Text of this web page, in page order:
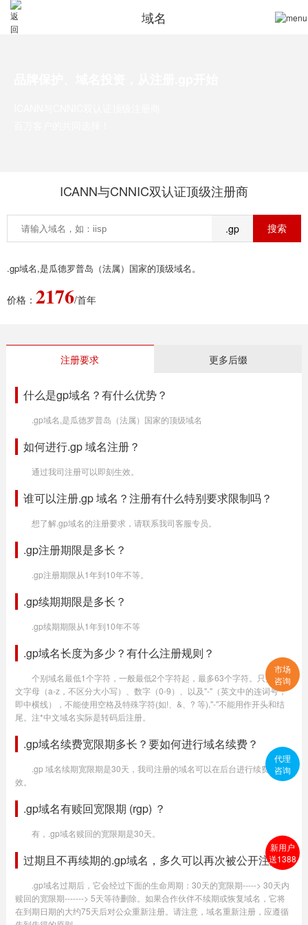
域名
ICANN与CNNIC双认证顶级注册商
.gp
.gp域名,是瓜德罗普岛（法属）国家的顶级域名。
价格： 2176/首年
注册要求 更多后缀
什么是gp域名？有什么优势？
.gp域名,是瓜德罗普岛（法属）国家的顶级域名
如何进行.gp 域名注册？
通过我司注册可以即刻生效。
谁可以注册.gp 域名？注册有什么特别要求限制吗？
想了解.gp域名的注册要求，请联系我司客服专员。
.gp注册期限是多长？
.gp注册期限从1年到10年不等。
.gp续期期限是多长？
.gp续期期限从1年到10年不等
.gp域名长度为多少？有什么注册规则？
个别域名最低1个字符，一般最低2个字符起，最多63个字符。只提供英
文字母（a-z，不区分大小写）、数字（0-9）、以及"-"（英文中的连词号，
即中横线），不能使用空格及特殊字符(如!、&、? 等),"-"不能用作开头和结
尾。注*中文域名实际是转码后注册。
.gp域名续费宽限期多长？要如何进行域名续费？
.gp 域名续期宽限期是30天，我司注册的域名可以在后台进行续费生
效。
.gp域名有赎回宽限期 (rgp) ？
有，.gp域名赎回的宽限期是30天。
过期且不再续期的.gp域名，多久可以再次被公开注册？
.gp域名过期后，它会经过下面的生命周期：30天的宽限期-----> 30天内
赎回的宽限期-------> 5天等待删除。如果合作伙伴不续期或恢复域名，它将
在到期日期的大约75天后对公众重新注册。请注意，域名重新注册，应遵循
市场
咨询
代理
咨询
新用户
送1388